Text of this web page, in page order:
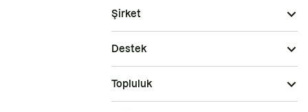
Şirket
Destek
Topluluk